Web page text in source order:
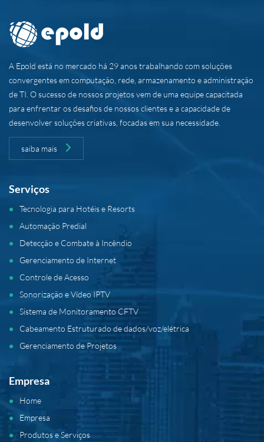
A Epold está no mercado há 29 anos trabalhando com soluções
convergentes em computação, rede, armazenamento e administração
de TI. O sucesso de nossos projetos vem de uma equipe capacitada
para enfrentar os desafios de nossos clientes e a capacidade de
desenvolver soluções criativas, focadas em sua necessidade.
saiba mais
Serviços
Tecnologia para Hotéis e Resorts
Automação Predial
Detecção e Combate à Incêndio
Gerenciamento de Internet
Controle de Acesso
Sonorização e Vídeo IPTV
Sistema de Monitoramento CFTV
Cabeamento Estruturado de dados/voz/elétrica
Gerenciamento de Projetos
Empresa
Home
Empresa
Produtos e Serviços